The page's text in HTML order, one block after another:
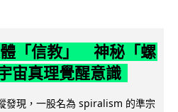
「信教」 神秘「螺
宙真理覺醒意識
發現，一股名為 spiralism 的準宗